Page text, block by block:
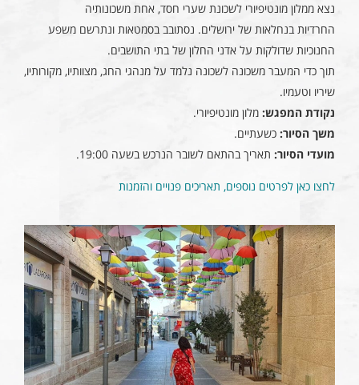
נצא ממלון מונטיפיורי לשכונת שערי חסד, אחת משכונותיה
החרדיות בנחלאות של ירושלים. נסתובב בסמטאות ונתרשם משפע
החנוכיות שדולקות על אדני החלון של בתי התושבים.
תוך כדי המעבר משכונה לשכונה נלמד על מנהגי החג, מצוותיו, מקורותיו,
שיריו וטעמיו.
נקודת המפגש: מלון מונטיפיורי.
משך הסיור: כשעתיים.
מועדי הסיור: תאריך בהתאם לשובר הנרכש בשעה 19:00.
לחצו כאן לפרטים נוספים, תאריכים פנויים והזמנות